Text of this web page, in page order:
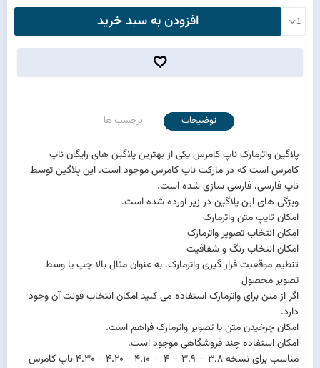
افزودن به سبد خرید
توضیحات برچسب ها
پلاگین واترمارک ناپ کامرس یکی از بهترین پلاگین های رایگان ناپ
کامرس است که در مارکت ناپ کامرس موجود است. این پلاگین توسط
ناپ فارسی، فارسی سازی شده است.
ویژگی های این پلاگین در زیر آورده شده است.
امکان تایپ متن واترمارک
امکان انتخاب تصویر واترمارک
امکان انتخاب رنگ و شفافیت
تنظیم موقعیت قرار گیری واترمارک. به عنوان مثال بالا چپ یا وسط
تصویر محصول
اگر از متن برای واترمارک استفاده می کنید امکان انتخاب فونت آن وجود
دارد.
امکان چرخیدن متن یا تصویر واترمارک فراهم است.
امکان استفاده چند فروشگاهی موجود است.
مناسب برای نسخه 3.8 – 3.9 – 4 - 4.10 - 4.20 - 4.30 ناپ کامرس